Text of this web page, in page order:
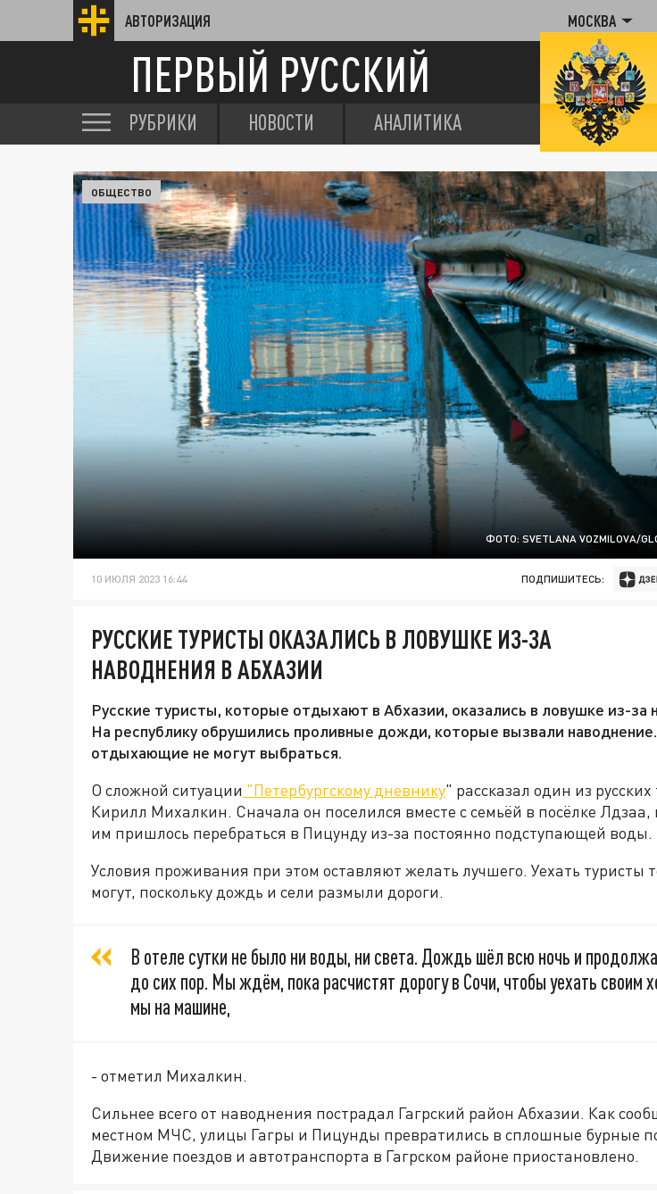
АВТОРИЗАЦИЯ МОСКВА
ПЕРВЫЙ РУССКИЙ
РУБРИКИ НОВОСТИ АНАЛИТИКА
ФОТО: SVETLANA VOZMILOVA/
ОБЩЕСТВО
10 ИЮЛЯ 2023 16:44 ПОДПИШИТЕСЬ:
РУССКИЕ ТУРИСТЫ ОКАЗАЛИСЬ В ЛОВУШКЕ ИЗ-ЗА
НАВОДНЕНИЯ В АБХАЗИИ
Русские туристы, которые отдыхают в Абхазии, оказались в ловушке из-за
На республику обрушились проливные дожди, которые вызвали
отдыхающие не могут выбраться.
О сложной ситуации "Петербургскому дневнику" рассказал один из русских
Кирилл Михалкин. Сначала он поселился вместе с семьёй в посёлке Лдзаа,
им пришлось перебраться в Пицунду из-за постоянно подступающей воды.
Условия проживания при этом оставляют желать лучшего. Уехать туристы
могут, поскольку дождь и сели размыли дороги.
В отеле сутки не было ни воды, ни света. Дождь шёл всю ночь и
до сих пор. Мы ждём, пока расчистят дорогу в Сочи, чтобы уехать своим
мы на машине,
- отметил Михалкин.
Сильнее всего от наводнения пострадал Гагрский район Абхазии. Как
местном МЧС, улицы Гагры и Пицунды превратились в сплошные бурные
Движение поездов и автотранспорта в Гагрском районе приостановлено.